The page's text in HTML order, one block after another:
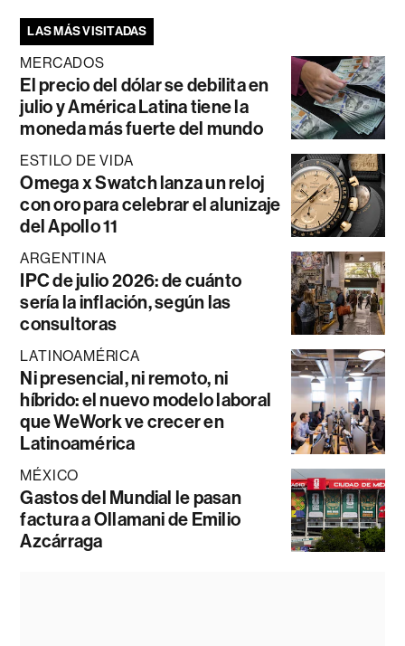
LAS MÁS VISITADAS
MERCADOS
El precio del dólar se debilita en
julio y América Latina tiene la
moneda más fuerte del mundo
ESTILO DE VIDA
Omega x Swatch lanza un reloj
con oro para celebrar el alunizaje
del Apollo 11
ARGENTINA
IPC de julio 2026: de cuánto
sería la inflación, según las
consultoras
LATINOAMÉRICA
Ni presencial, ni remoto, ni
híbrido: el nuevo modelo laboral
que WeWork ve crecer en
Latinoamérica
MÉXICO
Gastos del Mundial le pasan
factura a Ollamani de Emilio
Azcárraga